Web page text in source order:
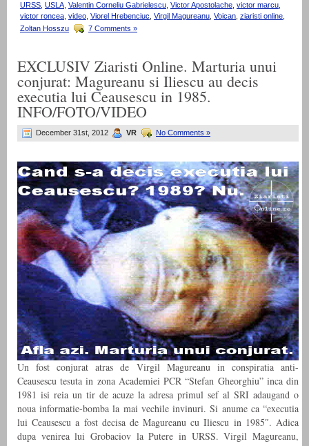
URSS, USLA, Valentin Corneliu Gabrielescu, Victor Apostolache, victor marcu,
victor roncea, video, Viorel Hrebenciuc, Virgil Magureanu, Voican, ziaristi online,
Zoltan Hosszu
7 Comments »
EXCLUSIV Ziaristi Online. Marturia unui
conjurat: Magureanu si Iliescu au decis
executia lui Ceausescu in 1985.
INFO/FOTO/VIDEO
December 31st, 2012 VR No Comments »
Un fost conjurat atras de Virgil Magureanu in conspiratia anti-
Ceausescu tesuta in zona Academiei PCR “Stefan Gheorghiu” inca din
1981 isi reia un tir de acuze la adresa primul sef al SRI adaugand o
noua informatie-bomba la mai vechile invinuri. Si anume ca “executia
lui Ceausescu a fost decisa de Magureanu cu Iliescu in 1985″. Adica
dupa venirea lui Grobaciov la Putere in URSS. Virgil Magureanu,